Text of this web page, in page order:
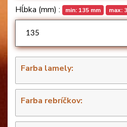
Hĺbka (mm) : min: 135 mm max:
Farba lamely:
Farba rebríčkov: